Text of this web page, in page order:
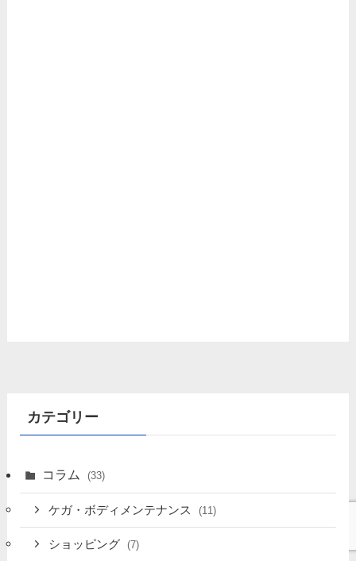
カテゴリー
コラム (33)
ケガ・ボディメンテナンス (11)
ショッピング (7)